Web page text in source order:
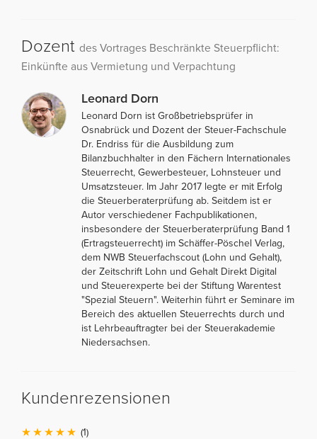
Dozent des Vortrages Beschränkte Steuerpflicht:
Einkünfte aus Vermietung und Verpachtung
Leonard Dorn
Leonard Dorn ist Großbetriebsprüfer in
Osnabrück und Dozent der Steuer-Fachschule
Dr. Endriss für die Ausbildung zum
Bilanzbuchhalter in den Fächern Internationales
Steuerrecht, Gewerbesteuer, Lohnsteuer und
Umsatzsteuer. Im Jahr 2017 legte er mit Erfolg
die Steuerberaterprüfung ab. Seitdem ist er
Autor verschiedener Fachpublikationen,
insbesondere der Steuerberaterprüfung Band 1
(Ertragsteuerrecht) im Schäffer-Pöschel Verlag,
dem NWB Steuerfachscout (Lohn und Gehalt),
der Zeitschrift Lohn und Gehalt Direkt Digital
und Steuerexperte bei der Stiftung Warentest
"Spezial Steuern". Weiterhin führt er Seminare im
Bereich des aktuellen Steuerrechts durch und
ist Lehrbeauftragter bei der Steuerakademie
Niedersachsen.
Kundenrezensionen
(1)